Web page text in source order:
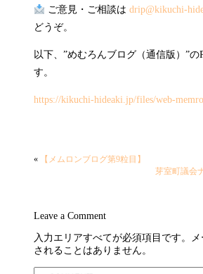
ご意見・ご相談は drip@kikuchi-
どうぞ。
以下、”めむろんブログ（通信版）”の
す。
https://kikuchi-hideaki.jp/files/web-
«
【メムロンブログ第9粒目】
芽室町議会
Leave a Comment
入力エリアすべてが必須項目です。
されることはありません。